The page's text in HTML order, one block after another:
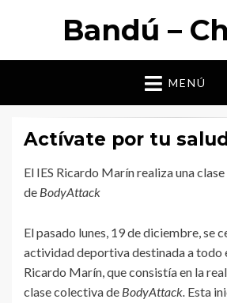
Bandú –
MENÚ
Actívate por tu salud
El IES Ricardo Marín realiza una
de BodyAttack
El pasado lunes, 19 de diciembre, se
actividad deportiva destinada a todo
Ricardo Marín, que consistía en la
clase colectiva de BodyAttack. Esta